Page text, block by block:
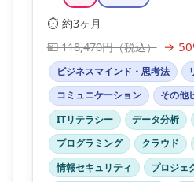
⏱️ 約3ヶ月
💴 118,470円（税込） →
ビジネスマインド・思考法
コミュニケーション
その他
ITリテラシー
データ分析
プログラミング
クラウド
情報セキュリティ
プロジェ